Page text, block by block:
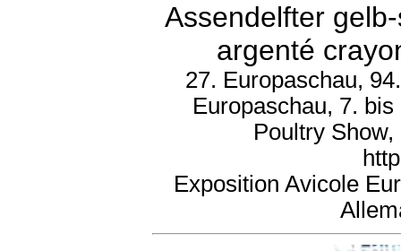
Assendelfter
argenté
27. Europaschau,
Europaschau, 7.
Poultry
Exposition Avicole